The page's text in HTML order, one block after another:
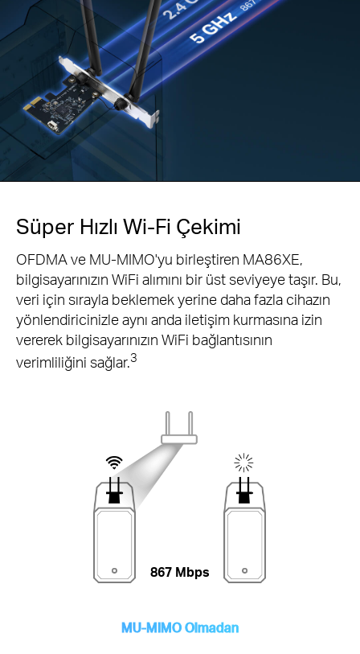
Süper Hızlı Wi-Fi Çekimi
OFDMA ve MU-MIMO'yu birleştiren MA86XE,
bilgisayarınızın WiFi alımını bir üst seviyeye taşır. Bu,
veri için sırayla beklemek yerine daha fazla cihazın
yönlendiricinizle aynı anda iletişim kurmasına izin
vererek bilgisayarınızın WiFi bağlantısının
verimliliğini sağlar.3
867 Mbps
MU-MIMO Olmadan